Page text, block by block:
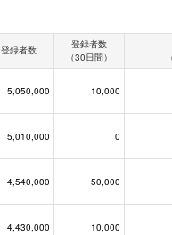
登録者数
登録者数
（30日間）
5,050,000 10,000
5,010,000 0
4,540,000 50,000
4,430,000 10,000